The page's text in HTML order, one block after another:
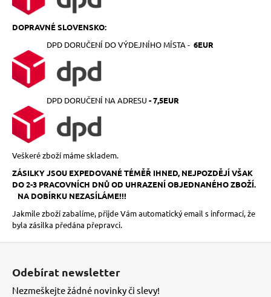
DOPRAVNÉ SLOVENSKO:
DPD DORUČENÍ DO VÝDEJNÍHO MÍSTA - 6EUR
DPD DORUČENÍ NA ADRESU - 7,5EUR
Veškeré zboží máme skladem.
ZÁSILKY JSOU EXPEDOVANÉ TÉMĚŘ IHNED, NEJPOZDĚJÍ VŠAK
DO 2-3 PRACOVNÍCH DNŮ OD UHRAZENÍ OBJEDNANÉHO ZBOŽÍ.
NA DOBÍRKU NEZASÍLÁME!!!
Jakmile zboží zabalíme, přijde Vám automatický email s informací, že
byla zásilka předána přepravci.
Odebírat newsletter
Nezmeškejte žádné novinky či slevy!